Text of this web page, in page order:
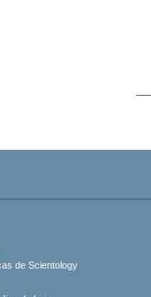
de Scientology